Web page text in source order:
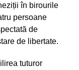
în birourile
persoane
de
de libertate.
tuturor